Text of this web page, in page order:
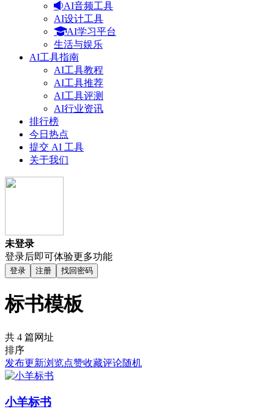
AI音频工具
AI设计工具
AI学习平台
生活与娱乐
AI工具指南
AI工具教程
AI工具推荐
AI工具评测
AI行业资讯
排行榜
今日热点
提交 AI 工具
关于我们
未登录
登录后即可体验更多功能
登录 注册 找回密码
标书模板
共 4 篇网址
排序
发布更新浏览点赞收藏评论随机
小羊标书